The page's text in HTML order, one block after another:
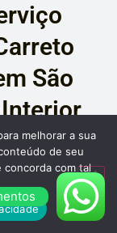
São
Interior
ideal
oferecemos
como:
melhorar a sua
de seu
com tal